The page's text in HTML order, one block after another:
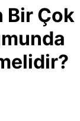
Bir Çok